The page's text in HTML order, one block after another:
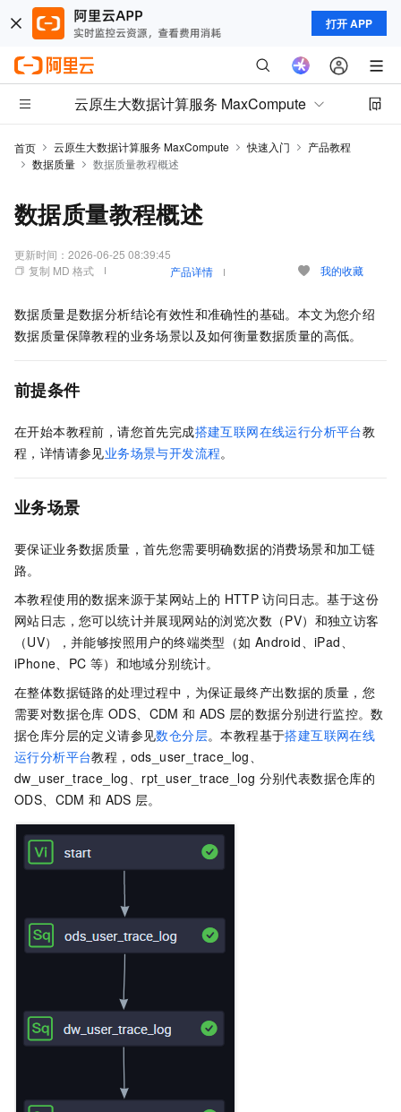
打开 APP
云原生大数据计算服务 MaxCompute
首页 云原生大数据计算服务 MaxCompute 快速入门
产品教程
数据质量
数据质量教程概述
数据质量教程概述
更新时间： 2026-06-25 08:39:45
复制 MD 格式
产品详情 我的收藏
数据质量是数据分析结论有效性和准确性的基础。本文为您介绍
数据质量保障教程的业务场景以及如何衡量数据质量的高低。
前提条件
在开始本教程前，请您首先完成搭建互联网在线运行分析平台教
程，详情请参见业务场景与开发流程。
业务场景
要保证业务数据质量，首先您需要明确数据的消费场景和加工链
路。
本教程使用的数据来源于某网站上的 HTTP 访问日志。基于这份
网站日志，您可以统计并展现网站的浏览次数（PV）和独立访客
（UV），并能够按照用户的终端类型（如 Android、iPad、
iPhone、PC 等）和地域分别统计。
在整体数据链路的处理过程中，为保证最终产出数据的质量，您
需要对数据仓库 ODS、CDM 和 ADS 层的数据分别进行监控。数
据仓库分层的定义请参见数仓分层。本教程基于搭建互联网在线
运行分析平台教程，ods_user_trace_log、
dw_user_trace_log、rpt_user_trace_log 分别代表数据仓库的
ODS、CDM 和 ADS 层。